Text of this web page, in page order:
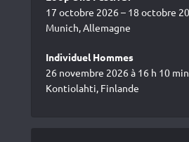
17 octobre 2026 – 18 octobre
Munich, Allemagne
Individuel Hommes
26 novembre 2026 à 16 h 10
Kontiolahti, Finlande